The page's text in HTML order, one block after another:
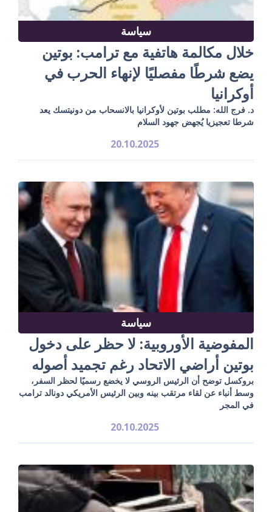
سياسة
خلال مكالمة هاتفية مع ترامب: بوتين
يضع شرطًا مفصليًا لإنهاء الحرب في
أوكرانيا
د. فرج الله: مطلب بوتين لأوكرانيا بالانسحاب من دونيتسك يعد
شرطا تعجيزيا يُجهض جهود السلام
20.10.2025
سياسة
المفوضية الأوروبية: لا حظر على دخول
بوتين أراضي الاتحاد رغم تجميد أصوله
بروكسل توضح أن الرئيس الروسي لا يخضع رسميًا لحظر السفر،
وسط أنباء عن لقاء مرتقب بينه وبين الرئيس الأمريكي دونالد ترامب
في المجر
20.10.2025